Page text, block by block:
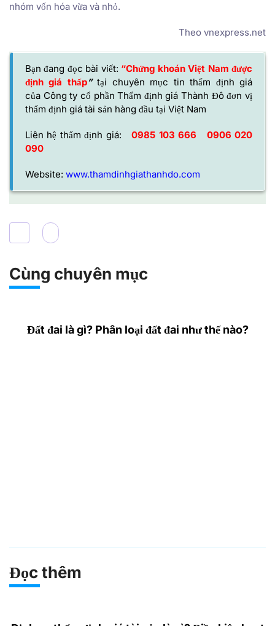
nhóm vốn hóa vừa và nhỏ.
Theo vnexpress.net
Bạn đang đọc bài viết: “Chứng khoán Việt Nam được
định giá thấp” tại chuyên mục tin thẩm định giá
của Công ty cổ phần Thẩm định giá Thành Đôđơn vị
thẩm định giá tài sản hàng đầu tại Việt Nam
Liên hệ thẩm định giá: 0985 103 666
0906 020
090
Website: www.thamdinhgiathanhdo.com
Cùng chuyên mục
Đất đai là gì? Phân loại đất đai như thế nào?
Đọc thêm